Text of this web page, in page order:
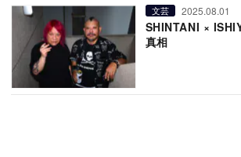
文芸 2025.08.01
SHINTANI ×
真相